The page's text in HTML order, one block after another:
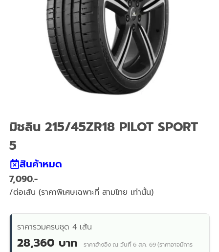
มิชลิน 215/45ZR18 PILOT SPORT
5
สินค้าหมด
7,090
/ต่อเส้น (ราคาพิเศษเฉพาะที่ สามไทย เท่านั้น)
ราคารวมครบชุด 4 เส้น
28,360 บาท
ราคาอ้างอิง ณ วันที่ 6 ส.ค. 69 (ราคาอาจมีการ